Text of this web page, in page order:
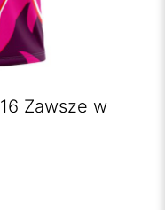
Zawsze w